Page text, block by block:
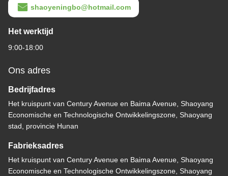
shaoyeningbo@hotmail.com
Het werktijd
9:00-18:00
Ons adres
Bedrijfadres
Het kruispunt van Century Avenue en Baima Avenue, Shaoyang
Economische en Technologische Ontwikkelingszone, Shaoyang
stad, provincie Hunan
Fabrieksadres
Het kruispunt van Century Avenue en Baima Avenue, Shaoyang
Economische en Technologische Ontwikkelingszone, Shaoyang